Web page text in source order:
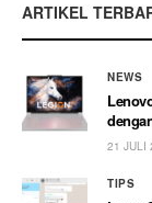
ARTIKEL
NEWS
21 JULI
TIPS